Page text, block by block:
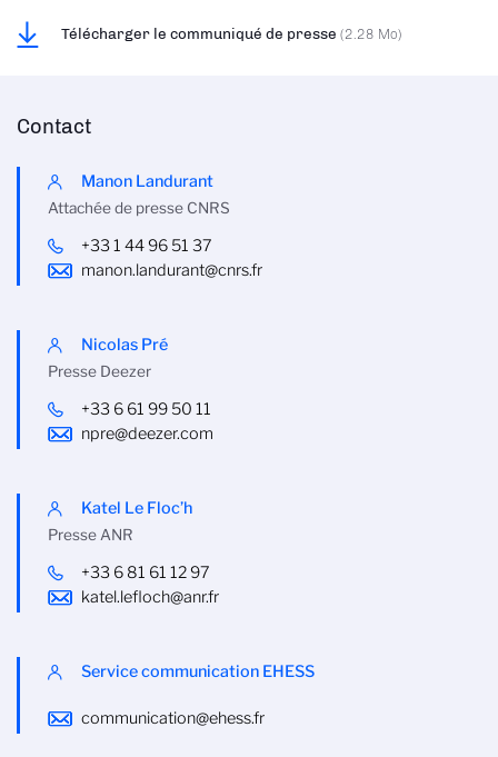
Télécharger le communiqué de presse (2.28 Mo)
Contact
Manon Landurant
Attachée de presse CNRS
+33 1 44 96 51 37
manon.landurant@cnrs.fr
Nicolas Pré
Presse Deezer
+33 6 61 99 50 11
npre@deezer.com
Katel Le Floc’h
Presse ANR
+33 6 81 61 12 97
katel.lefloch@anr.fr
Service communication EHESS
communication@ehess.fr